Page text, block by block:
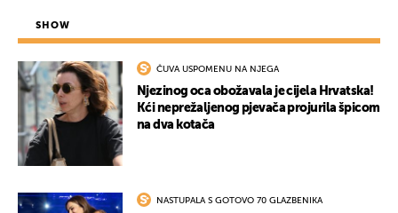
SHOW
ČUVA USPOMENU NA NJEGA
Njezinog oca obožavala je cijela Hrvatska!
Kći neprežaljenog pjevača projurila špicom
na dva kotača
NASTUPALA S GOTOVO 70 GLAZBENIKA